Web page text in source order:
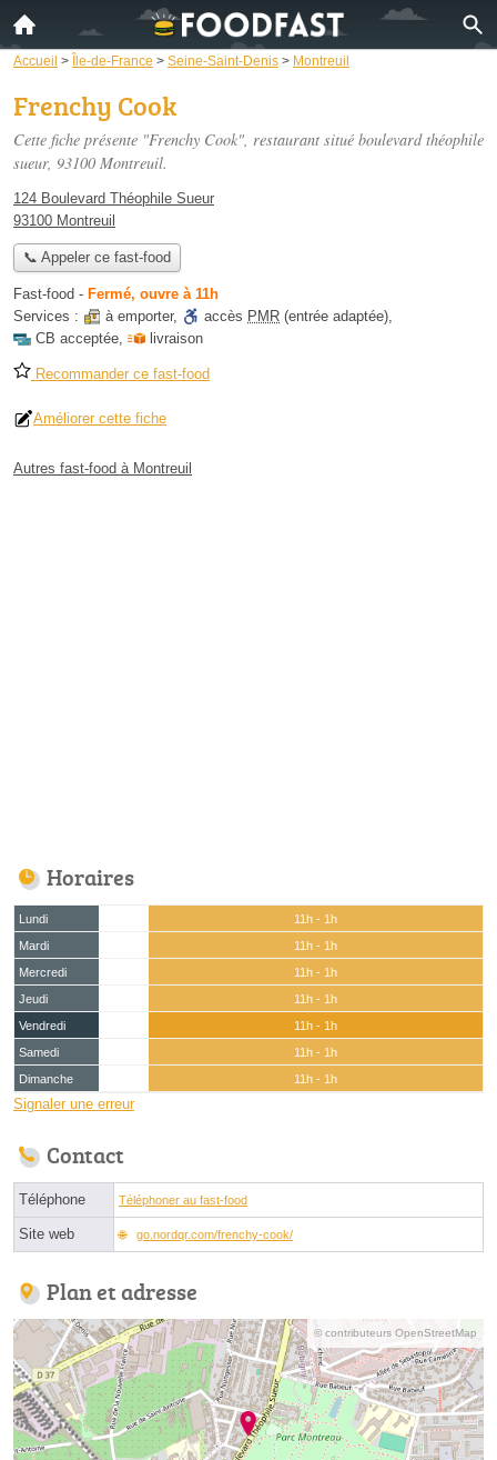
Accueil > Île-de-France > Seine-Saint-Denis > Montreuil
Frenchy Cook
Cette fiche présente "Frenchy Cook", restaurant situé boulevard théophile
sueur, 93100 Montreuil.
124 Boulevard Théophile Sueur
93100 Montreuil
📞 Appeler ce fast-food
Fast-food - Fermé, ouvre à 11h
Services :
à emporter, accès PMR (entrée adaptée),
CB acceptée, livraison
Recommander ce fast-food
Améliorer cette fiche
Autres fast-food à Montreuil
Horaires
Lundi
11h - 1h
Mardi
11h - 1h
Mercredi
11h - 1h
Jeudi
11h - 1h
Vendredi
11h - 1h
Samedi
11h - 1h
Dimanche
11h - 1h
Signaler une erreur
Contact
Téléphone Téléphoner au fast-food
Site web go.nordqr.com/frenchy-cook/
Plan et adresse
© contributeurs OpenStreetMap